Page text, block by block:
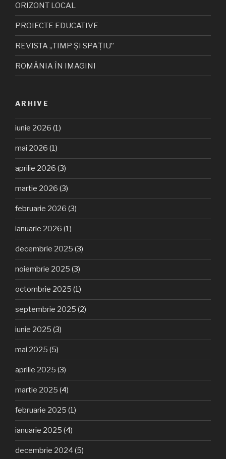
ORIZONT LOCAL
PROIECTE EDUCATIVE
REVISTA „TIMP ȘI SPAȚIU”
ROMÂNIA ÎN IMAGINI
ARHIVE
iunie 2026 (1)
mai 2026 (1)
aprilie 2026 (3)
martie 2026 (3)
februarie 2026 (3)
ianuarie 2026 (1)
decembrie 2025 (3)
noiembrie 2025 (3)
octombrie 2025 (1)
septembrie 2025 (2)
iunie 2025 (3)
mai 2025 (5)
aprilie 2025 (3)
martie 2025 (4)
februarie 2025 (1)
ianuarie 2025 (4)
decembrie 2024 (5)